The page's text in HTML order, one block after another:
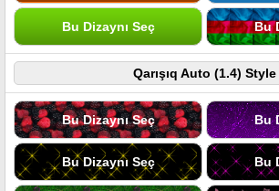
Bu Dizaynı Seç Bu
Qarışıq Auto (1.4) Style
Bu Dizaynı Seç Bu
Bu Dizaynı Seç Bu